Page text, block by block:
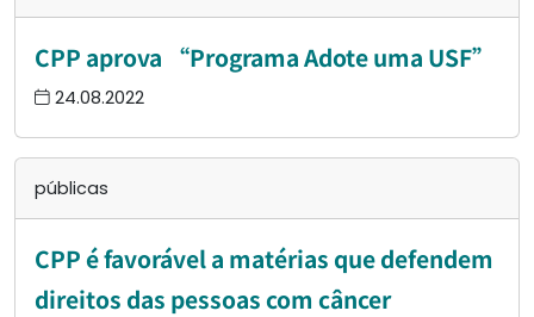
CPP aprova “Programa Adote uma USF”
24.08.2022
públicas
CPP é favorável a matérias que defendem
direitos das pessoas com câncer